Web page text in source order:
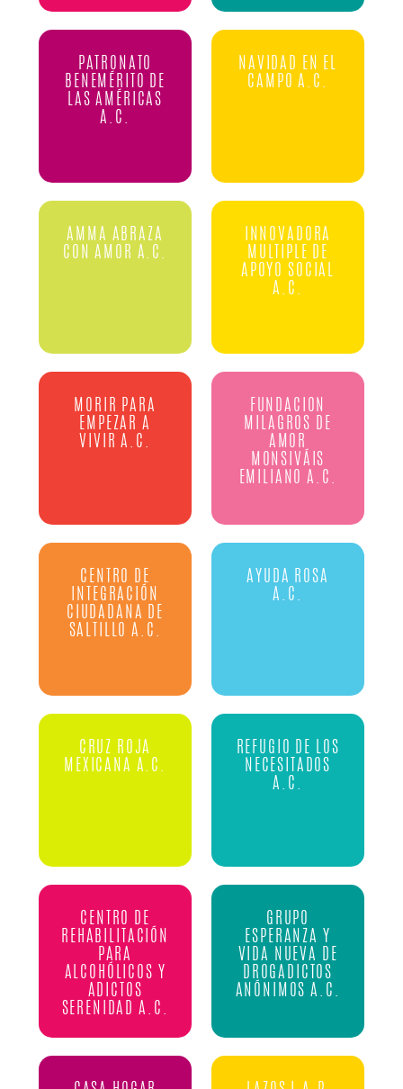
PATRONATO
BENEMÉRITO DE
LAS AMÉRICAS
A.C.
NAVIDAD EN EL
CAMPO A.C.
AMMA ABRAZA
CON AMOR A.C.
INNOVADORA
MULTIPLE DE
APOYO SOCIAL
A.C.
MORIR PARA
EMPEZAR A
VIVIR A.C.
FUNDACION
MILAGROS DE
AMOR
MONSIVÁIS
EMILIANO A.C.
CENTRO DE
INTEGRACIÓN
CIUDADANA DE
SALTILLO A.C.
AYUDA ROSA
A.C.
CRUZ ROJA
MEXICANA A.C.
REFUGIO DE LOS
NECESITADOS
A.C.
CENTRO DE
REHABILITACIÓN
PARA
ALCOHÓLICOS Y
ADICTOS
SERENIDAD A.C.
GRUPO
ESPERANZA Y
VIDA NUEVA DE
DROGADICTOS
ANÓNIMOS A.C.